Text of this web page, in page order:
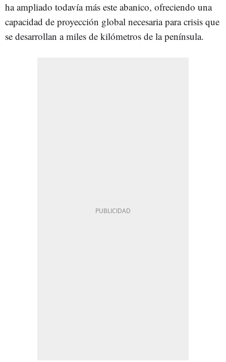
ha ampliado todavía más este abanico, ofreciendo una
capacidad de proyección global necesaria para crisis que
se desarrollan a miles de kilómetros de la península.